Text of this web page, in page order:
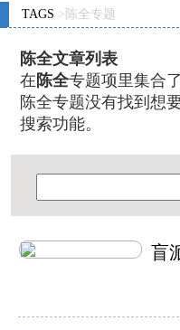
TAGS >陈全专题
陈全文章列表
在 陈全专题项里集合
陈全专题没有找到想
搜索功能。
盲